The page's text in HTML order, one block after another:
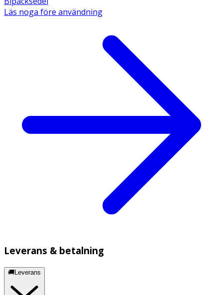
Läs noga före användning
Leverans & betalning
🚚Leverans